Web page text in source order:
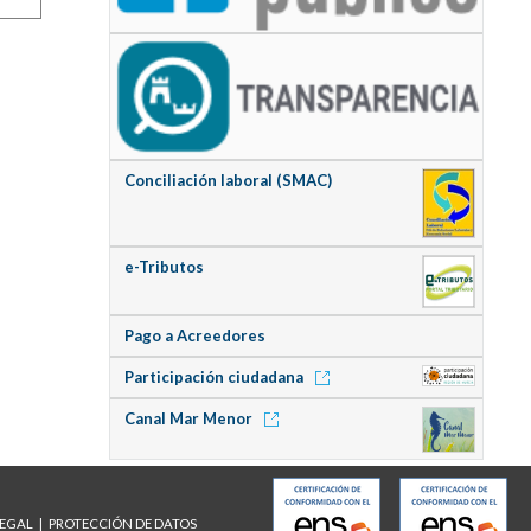
Conciliación laboral (SMAC)
e-Tributos
Pago a Acreedores
Participación ciudadana
Canal Mar Menor
PROTECCIÓN DE DATOS